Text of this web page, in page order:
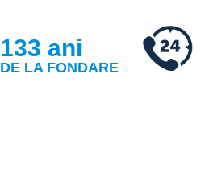
133 ani
DE LA FONDARE